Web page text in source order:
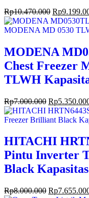
Rp10.470.000 Rp
MODENA
Chest Freezer
TLWH
Rp7.000.000 Rp
HITACHI
Pintu Inverter
Black
Rp8.000.000 Rp